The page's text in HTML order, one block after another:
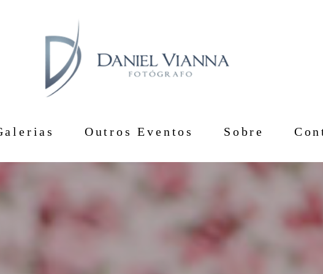
Outros Eventos Sobre